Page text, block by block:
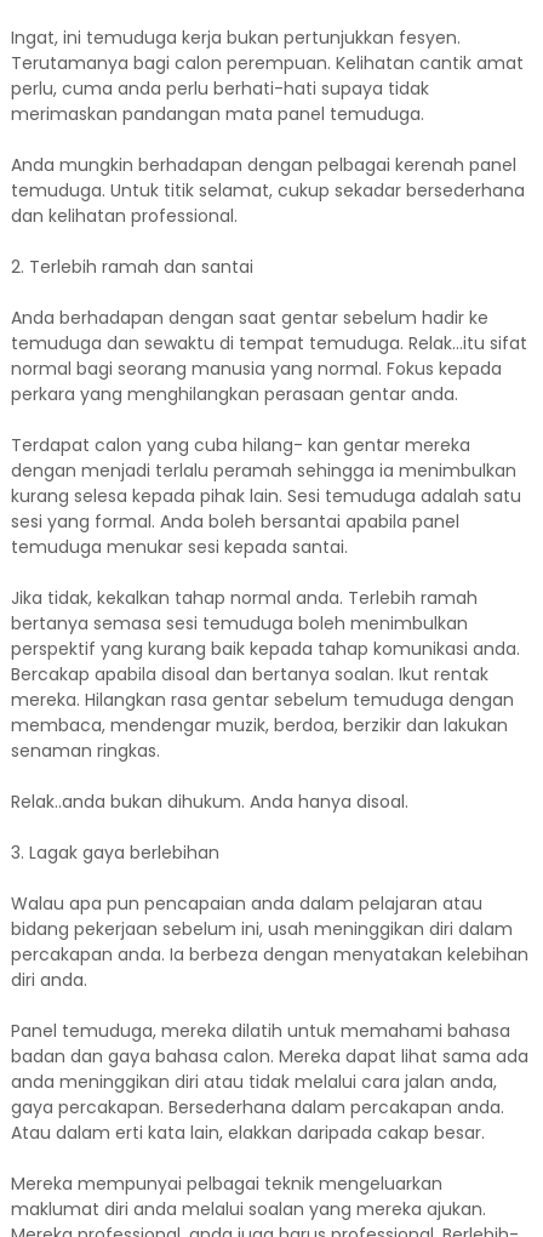
Ingat, ini temuduga kerja bukan pertunjukkan fesyen.
Terutamanya bagi calon perempuan. Kelihatan cantik amat
perlu, cuma anda perlu berhati-hati supaya tidak
merimaskan pandangan mata panel temuduga.
Anda mungkin berhadapan dengan pelbagai kerenah panel
temuduga. Untuk titik selamat, cukup sekadar bersederhana
dan kelihatan professional.
2. Terlebih ramah dan santai
Anda berhadapan dengan saat gentar sebelum hadir ke
temuduga dan sewaktu di tempat temuduga. Relak…itu sifat
normal bagi seorang manusia yang normal. Fokus kepada
perkara yang menghilangkan perasaan gentar anda.
Terdapat calon yang cuba hilang- kan gentar mereka
dengan menjadi terlalu peramah sehingga ia menimbulkan
kurang selesa kepada pihak lain. Sesi temuduga adalah satu
sesi yang formal. Anda boleh bersantai apabila panel
temuduga menukar sesi kepada santai.
Jika tidak, kekalkan tahap normal anda. Terlebih ramah
bertanya semasa sesi temuduga boleh menimbulkan
perspektif yang kurang baik kepada tahap komunikasi anda.
Bercakap apabila disoal dan bertanya soalan. Ikut rentak
mereka. Hilangkan rasa gentar sebelum temuduga dengan
membaca, mendengar muzik, berdoa, berzikir dan lakukan
senaman ringkas.
Relak..anda bukan dihukum. Anda hanya disoal.
3. Lagak gaya berlebihan
Walau apa pun pencapaian anda dalam pelajaran atau
bidang pekerjaan sebelum ini, usah meninggikan diri dalam
percakapan anda. Ia berbeza dengan menyatakan kelebihan
diri anda.
Panel temuduga, mereka dilatih untuk memahami bahasa
badan dan gaya bahasa calon. Mereka dapat lihat sama ada
anda meninggikan diri atau tidak melalui cara jalan anda,
gaya percakapan. Bersederhana dalam percakapan anda.
Atau dalam erti kata lain, elakkan daripada cakap besar.
Mereka mempunyai pelbagai teknik mengeluarkan
maklumat diri anda melalui soalan yang mereka ajukan.